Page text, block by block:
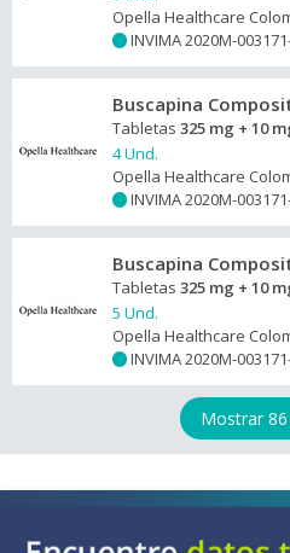
Opella Healthcare
INVIMA 2020M-
Buscapina
Tabletas 325 mg + 10
4 Und.
Opella Healthcare
INVIMA 2020M-
Buscapina
Tabletas 325 mg + 10
5 Und.
Opella Healthcare
INVIMA 2020M-
Mostrar